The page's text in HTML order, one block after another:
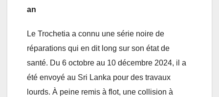
an
Le Trochetia a connu une série noire de
réparations qui en dit long sur son état de
santé. Du 6 octobre au 10 décembre 2024, il a
été envoyé au Sri Lanka pour des travaux
lourds. À peine remis à flot, une collision à